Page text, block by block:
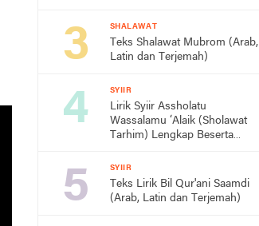
SHALAWAT
Teks Shalawat Mubrom (Arab,
Latin dan Terjemah)
SYIIR
Lirik Syiir Assholatu
Wassalamu ‘Alaik (Sholawat
Tarhim) Lengkap Beserta
SYIIR
Teks Lirik Bil Qur'ani Saamdi
(Arab, Latin dan Terjemah)